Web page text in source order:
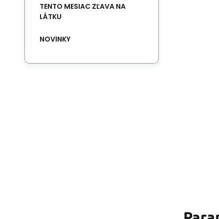
TENTO MESIAC ZĽAVA NA
LÁTKU
NOVINKY